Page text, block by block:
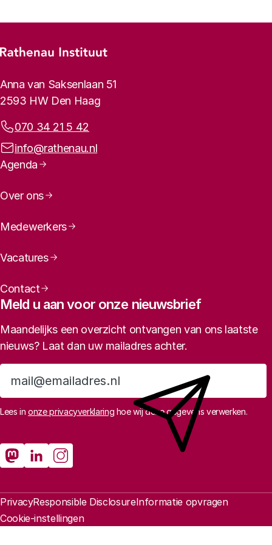
Footer-menu
Rathenau logo, naar de homepage
Contactinformatie
Anna van Saksenlaan 51
2593 HW Den Haag
Telefoonnummer:
070 34 21 5 42
E-mailadres:
info@rathenau.nl
Paginanavigatie
Agenda
Over ons
Medewerkers
Vacatures
Contact
Meld u aan voor onze nieuwsbrief
Maandelijks een overzicht ontvangen van ons laatste
nieuws? Laat dan uw mailadres achter.
Aanmelden
Lees inonze privacyverklaring hoe wij deze gegevens verwerken.
Sociale media
Rathenau Mastodon
Rathenau LinkedIn
Rathenau Instagram
Juridische informatie
PrivacyResponsible DisclosureInformatie opvragen
Cookie-instellingen